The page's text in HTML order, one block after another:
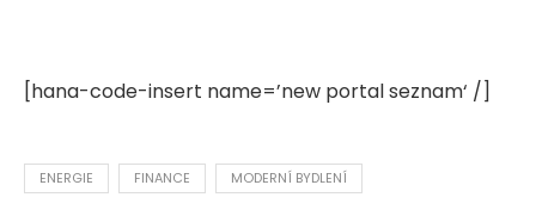
[hana-code-insert name=’new portal seznam‘ /]
ENERGIE FINANCE MODERNÍ BYDLENÍ